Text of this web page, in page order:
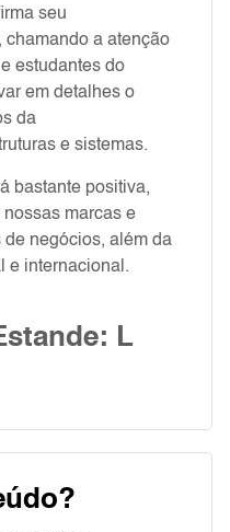
seu
a atenção
estudantes do
em detalhes o
da
e sistemas.
bastante positiva,
marcas e
negócios, além da
e internacional.
L